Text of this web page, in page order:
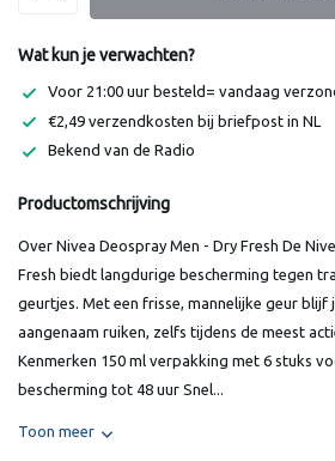
Wat kun je verwachten?
Voor 21:00 uur besteld= vandaag
€2,49 verzendkosten bij briefpost in NL
Bekend van de Radio
Productomschrijving
Over Nivea Deospray Men - Dry Fresh De
Fresh biedt langdurige bescherming tegen
geurtjes. Met een frisse, mannelijke geur blijf
aangenaam ruiken, zelfs tijdens de meest
Kenmerken 150 ml verpakking met 6 stuks
bescherming tot 48 uur Snel...
Toon meer